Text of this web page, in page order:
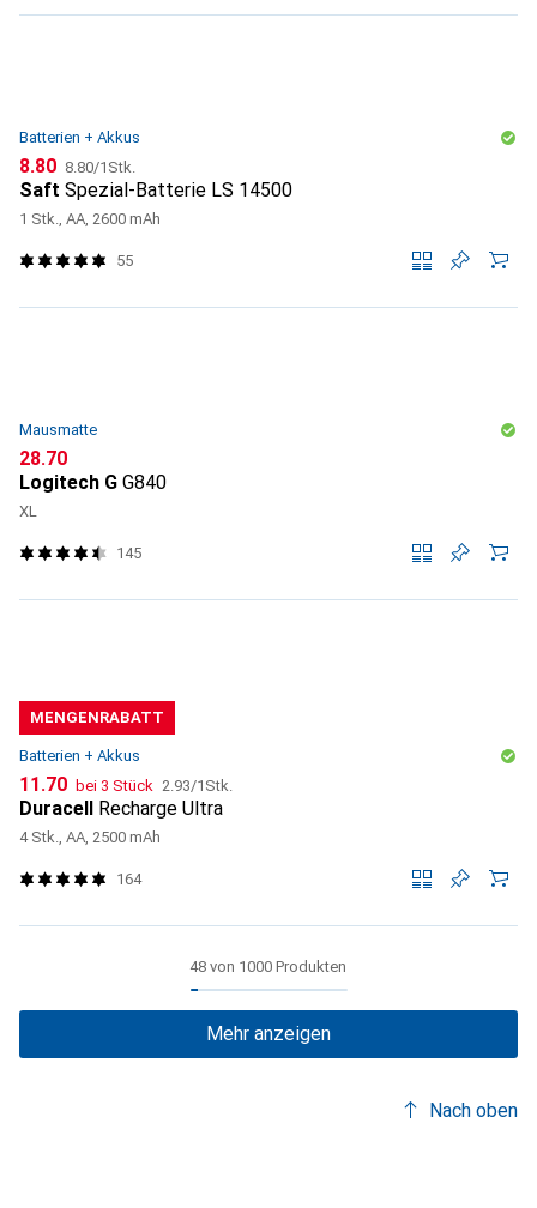
Batterien + Akkus
CHF
8.80 CHF
8.80/1Stk.
Saft Spezial-Batterie LS 14500
1 Stk., AA, 2600 mAh
55
Mausmatte
CHF
28.70
Logitech G G840
XL
145
MENGENRABATT
Batterien + Akkus
CHF
11.70 bei 3 Stück CHF
2.93/1Stk.
Duracell Recharge Ultra
4 Stk., AA, 2500 mAh
164
48 von 1000 Produkten
Mehr anzeigen
Nach oben